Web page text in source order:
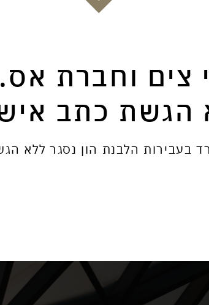
צים וחברת
הגשת כתב
הלבנת הון נסגר ללא הגשת כתב